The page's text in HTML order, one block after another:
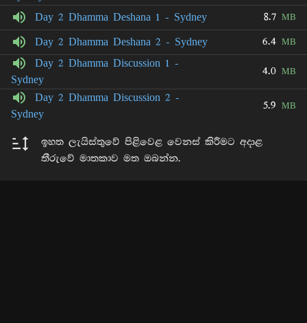
Day 2 Dhamma Deshana 1 - Sydney 8.7 MB
Day 2 Dhamma Deshana 2 - Sydney 6.4 MB
Day 2 Dhamma Discussion 1 -
Sydney
4.0 MB
Day 2 Dhamma Discussion 2 -
Sydney
5.9 MB
ඉහත ලැයිස්තුවේ පිළිවෙළ වෙනස් කිරීමට අදාළ
තීරුවේ මාතකාව මත ඔබන්න.